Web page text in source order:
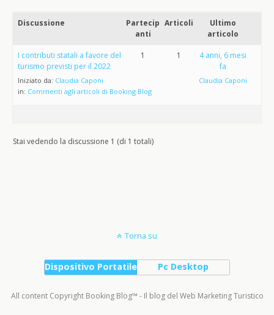
Discussione
Partecip
anti
Articoli
Ultimo
articolo
I contributi statali a favore del
turismo previsti per il 2022
Iniziato da: Claudia Caponi
in: Commenti agli articoli di Booking Blog
1 1
4 anni, 6 mesi
fa
Claudia Caponi
Stai vedendo la discussione 1 (di 1 totali)
Torna su
Dispositivo Portatile Pc Desktop
All content Copyright Booking Blog™ - Il blog del Web Marketing Turistico